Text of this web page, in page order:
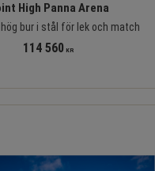
High Panna Arena
bur i stål för lek och match
114 560 KR